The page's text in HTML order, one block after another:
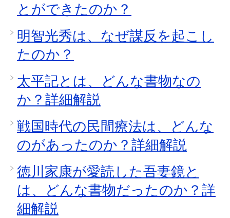
とができたのか？
明智光秀は、なぜ謀反を起こし
たのか？
太平記とは、どんな書物なの
か？詳細解説
戦国時代の民間療法は、どんな
のがあったのか？詳細解説
徳川家康が愛読した吾妻鏡と
は、どんな書物だったのか？詳
細解説